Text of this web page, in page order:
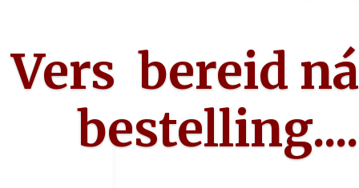
Vers bereid ná
bestelling....